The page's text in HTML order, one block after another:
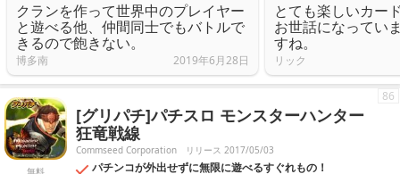
クランを作って世界中のプレイヤー
と遊べる他、仲間同士でもバトルで
きるので飽きない。
博多南 2019年6月28日
とても楽しいカー
お世話になってい
すね。
リック
無料
[グリパチ]パチスロ モンスターハンター
狂竜戦線
Commseed Corporation リリース 2017/05/03
パチンコが外出せずに無限に遊べるすぐれもの！
86